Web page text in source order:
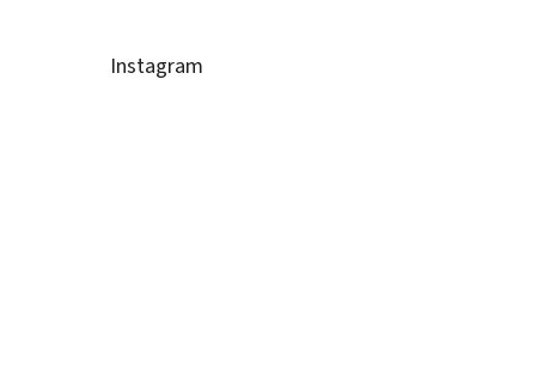
Instagram